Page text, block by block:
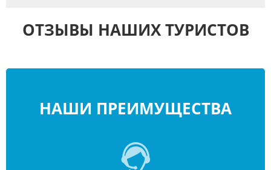
ОТЗЫВЫ НАШИХ ТУРИСТОВ
НАШИ ПРЕИМУЩЕСТВА